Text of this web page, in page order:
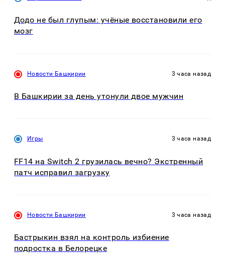
Додо не был глупым: учёные восстановили его
мозг
Новости Башкирии 3 часа назад
В Башкирии за день утонули двое мужчин
Игры 3 часа назад
FF14 на Switch 2 грузилась вечно? Экстренный
патч исправил загрузку
Новости Башкирии 3 часа назад
Бастрыкин взял на контроль избиение
подростка в Белорецке